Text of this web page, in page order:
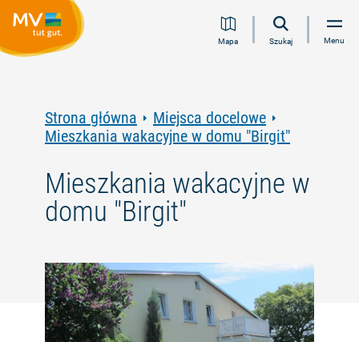
Przejdź
Przejdź
Przejdź
Przejdź
Mapa Szukaj Menu
Strona główna
Miejsca docelowe
Mieszkania wakacyjne w domu "Birgit"
Mieszkania wakacyjne w
domu "Birgit"